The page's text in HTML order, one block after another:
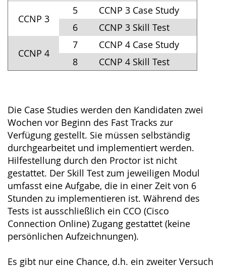
CCNP 3
5
CCNP 3 Case Study
6
CCNP 3 Skill Test
CCNP 4
7
CCNP 4 Case Study
8
CCNP 4 Skill Test
Die Case Studies werden den Kandidaten zwei
Wochen vor Beginn des Fast Tracks zur
Verfügung gestellt. Sie müssen selbständig
durchgearbeitet und implementiert werden.
Hilfestellung durch den Proctor ist nicht
gestattet. Der Skill Test zum jeweiligen Modul
umfasst eine Aufgabe, die in einer Zeit von 6
Stunden zu implementieren ist. Während des
Tests ist ausschließlich ein CCO (Cisco
Connection Online) Zugang gestattet (keine
persönlichen Aufzeichnungen).
Es gibt nur eine Chance, d.h. ein zweiter Versuch